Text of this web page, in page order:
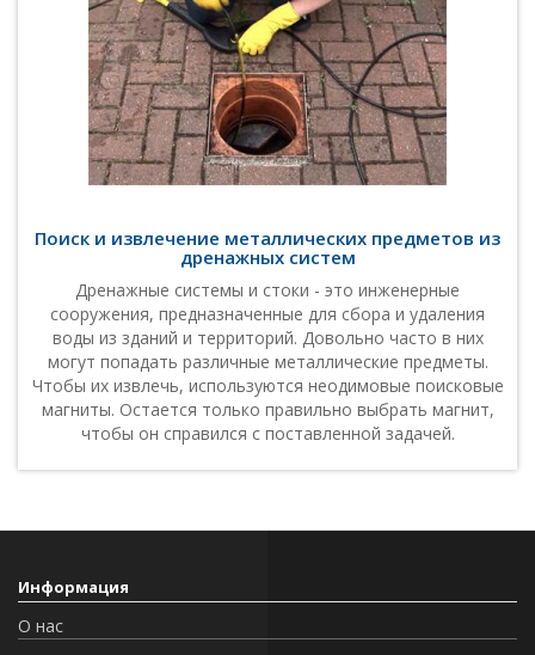
Поиск и извлечение металлических предметов из
дренажных систем
Дренажные системы и стоки - это инженерные
сооружения, предназначенные для сбора и удаления
воды из зданий и территорий. Довольно часто в них
могут попадать различные металлические предметы.
Чтобы их извлечь, используются неодимовые поисковые
магниты. Остается только правильно выбрать магнит,
чтобы он справился с поставленной задачей.
Информация
О нас